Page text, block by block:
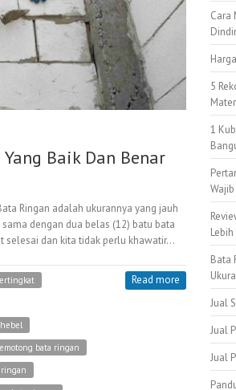
Baik Dan Benar
Ringan adalah ukurannya yang jauh
dengan dua belas (12) batu bata
selesai dan kita tidak perlu khawatir…
bata ringan
ringan
Read more
Cara
5
1
Bata
Jual
Jual
Jual